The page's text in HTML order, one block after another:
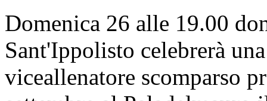
Domenica 26 alle 19.00
Sant'Ippolisto celebrerà
viceallenatore scomparso